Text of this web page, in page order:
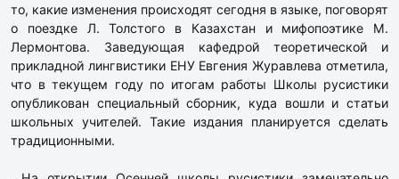
то, какие изменения происходят сегодня в языке, поговорят
о поездке Л. Толстого в Казахстан и мифопоэтике М.
Лермонтова. Заведующая кафедрой теоретической и
прикладной лингвистики ЕНУ Евгения Журавлева отметила,
что в текущем году по итогам работы Школы русистики
опубликован специальный сборник, куда вошли и статьи
школьных учителей. Такие издания планируется сделать
традиционными.